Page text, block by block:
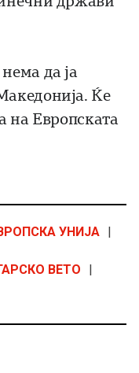
да ја
Ќе
на Европската
УНИЈА
ВЕТО